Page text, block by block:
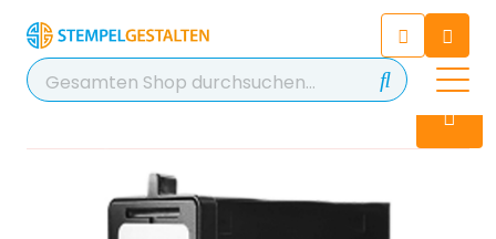
Chatten Sie 24/7 mit unserem
hilfreichen Chatbot
Kontakt
+49 2038 0480 403